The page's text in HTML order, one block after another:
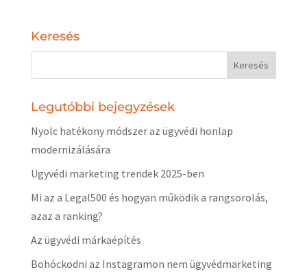
Keresés
Legutóbbi bejegyzések
Nyolc hatékony módszer az ügyvédi honlap
modernizálására
Ügyvédi marketing trendek 2025-ben
Mi az a Legal500 és hogyan működik a rangsorolás,
azaz a ranking?
Az ügyvédi márkaépítés
Bohóckodni az Instagramon nem ügyvédmarketing